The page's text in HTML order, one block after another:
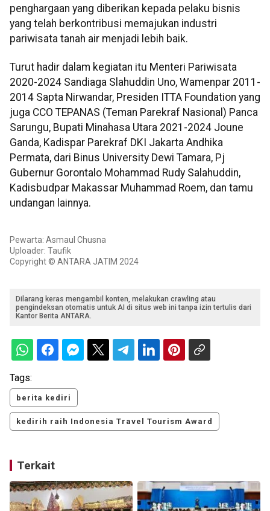
penghargaan yang diberikan kepada pelaku bisnis
yang telah berkontribusi memajukan industri
pariwisata tanah air menjadi lebih baik.
Turut hadir dalam kegiatan itu Menteri Pariwisata
2020-2024 Sandiaga Slahuddin Uno, Wamenpar 2011-
2014 Sapta Nirwandar, Presiden ITTA Foundation yang
juga CCO TEPANAS (Teman Parekraf Nasional) Panca
Sarungu, Bupati Minahasa Utara 2021-2024 Joune
Ganda, Kadispar Parekraf DKI Jakarta Andhika
Permata, dari Binus University Dewi Tamara, Pj
Gubernur Gorontalo Mohammad Rudy Salahuddin,
Kadisbudpar Makassar Muhammad Roem, dan tamu
undangan lainnya.
Pewarta: Asmaul Chusna
Uploader: Taufik
Copyright © ANTARA JATIM 2024
Dilarang keras mengambil konten, melakukan crawling atau
pengindeksan otomatis untuk AI di situs web ini tanpa izin tertulis dari
Kantor Berita ANTARA.
Tags:
berita kediri
kedirih raih Indonesia Travel Tourism Award
Terkait